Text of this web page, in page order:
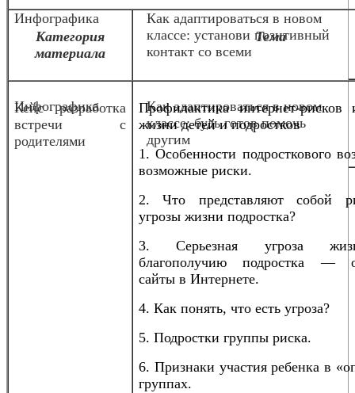
Инфографика
Как адаптироваться в новом
классе: установи позитивный
контакт со всеми
Инфографика
Как адаптироваться в новом
классе: будь готов помочь
другим
Категория
материала
Тема
Кейс разработка
встречи с
родителями
Профилактика интернет-рисков
жизни детей и подростков
1. Особенности подросткового
возможные риски.
2. Что представляют собой
угрозы жизни подростка?
3. Серьезная угроза
благополучию подростка —
сайты в Интернете.
4. Как понять, что есть угроза?
5. Подростки группы риска.
6. Признаки участия ребенка в
группах.